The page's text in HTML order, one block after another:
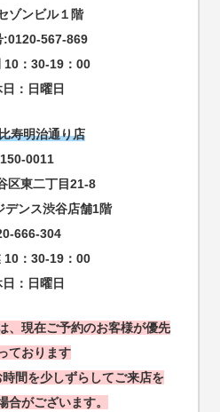
ゾンビル１階
:0120-567-869
10：30-19：00
：日曜日
寿明治通り店
0011
区東二丁目21-8
デンス渋谷店舗1階
666-304
10：30-19：00
：日曜日
、現在ご予約のお客様が優先
ております
間を少しずらしてご来店を
合がございます。